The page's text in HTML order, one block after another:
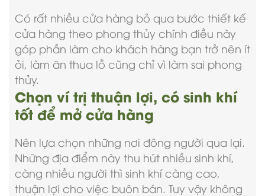
Có rất nhiều cửa hàng bỏ qua bước thiết kế
cửa hàng theo phong thủy chính điều này
góp phần làm cho khách hàng bạn trở nên ít
ỏi, làm ăn thua lỗ cũng chỉ vì làm sai phong
thủy.
Chọn ví trị thuận lợi, có sinh khí
tốt để mở cửa hàng
Nên lựa chọn những nơi đông người qua lại.
Những địa điểm này thu hút nhiều sinh khí,
càng nhiều người thì sinh khí càng cao,
thuận lợi cho việc buôn bán. Tuy vậy không